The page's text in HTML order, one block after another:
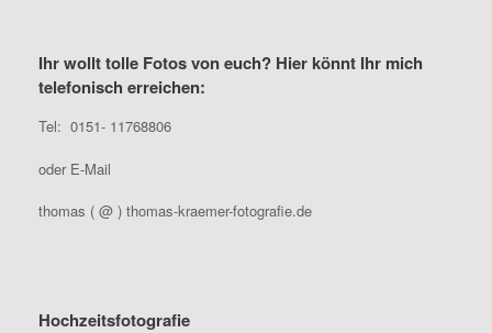
Ihr wollt tolle Fotos von euch? Hier könnt Ihr mich
telefonisch erreichen:
Tel: 0151- 11768806
oder E-Mail
thomas ( @ ) thomas-kraemer-fotografie.de
Hochzeitsfotografie